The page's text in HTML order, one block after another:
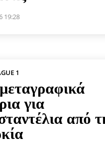
19:28
1
για
από